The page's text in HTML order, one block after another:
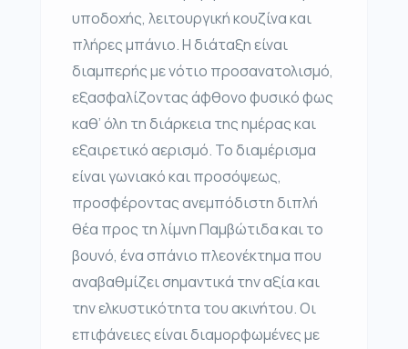
υποδοχής, λειτουργική κουζίνα και
πλήρες μπάνιο. Η διάταξη είναι
διαμπερής με νότιο προσανατολισμό,
εξασφαλίζοντας άφθονο φυσικό φως
καθ’ όλη τη διάρκεια της ημέρας και
εξαιρετικό αερισμό. Το διαμέρισμα
είναι γωνιακό και προσόψεως,
προσφέροντας ανεμπόδιστη διπλή
θέα προς τη λίμνη Παμβώτιδα και το
βουνό, ένα σπάνιο πλεονέκτημα που
αναβαθμίζει σημαντικά την αξία και
την ελκυστικότητα του ακινήτου. Οι
επιφάνειες είναι διαμορφωμένες με